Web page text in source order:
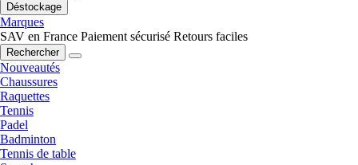
Déstockage
Marques
SAV en France Paiement sécurisé Retours faciles
Rechercher
Nouveautés
Chaussures
Raquettes
Tennis
Padel
Badminton
Tennis de table